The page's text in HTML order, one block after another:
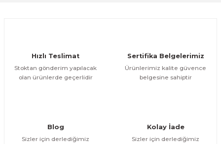
Bu ürüne benzer farklı alternatifler olmalı.
Hızlı Teslimat
Stoktan gönderim yapılacak
olan ürünlerde geçerlidir
Sertifika Belgelerimiz
Ürünlerimiz kalite güvence
belgesine sahiptir
Blog
Sizler için derlediğimiz
Kolay İade
Sizler için derlediğimiz